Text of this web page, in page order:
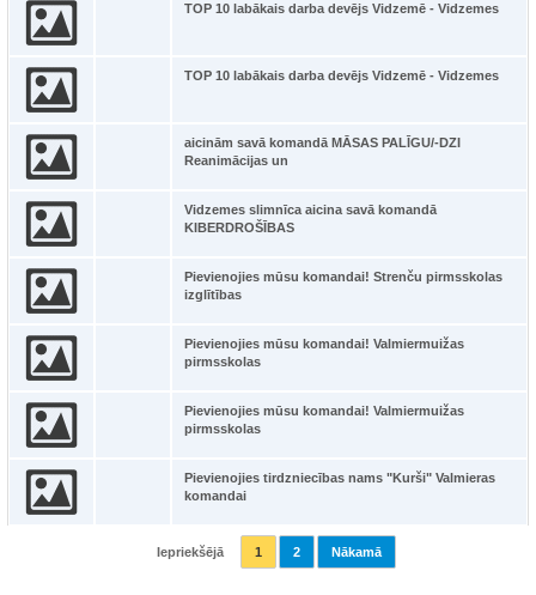
TOP 10 labākais darba devējs Vidzemē - Vidzemes
TOP 10 labākais darba devējs Vidzemē - Vidzemes
aicinām savā komandā MĀSAS PALĪGU/-DZI
Reanimācijas un
Vidzemes slimnīca aicina savā komandā
KIBERDROŠĪBAS
Pievienojies mūsu komandai! Strenču pirmsskolas
izglītības
Pievienojies mūsu komandai! Valmiermuižas
pirmsskolas
Pievienojies mūsu komandai! Valmiermuižas
pirmsskolas
Pievienojies tirdzniecības nams "Kurši" Valmieras
komandai
Iepriekšējā 1 2 Nākamā